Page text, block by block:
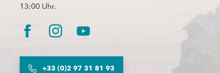
13:00 Uhr.
+33 (0)2 97 31 81 93